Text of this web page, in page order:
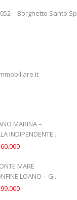
– Borghetto Santo
MARINA –
INDIPENDENTE...
MARE
LOANO – G...